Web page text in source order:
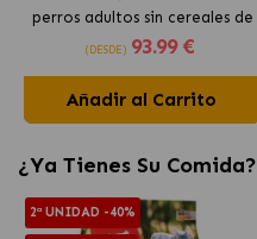
perros adultos sin cereales de
pollo
(DESDE) 93.99 €
Añadir al Carrito
¿Ya Tienes Su Comida?
2ª UNIDAD -40%